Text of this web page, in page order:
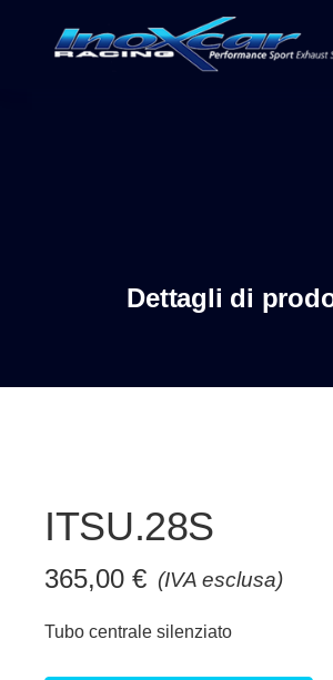
Dettagli di
ITSU.28S
(IVA esclusa)
365,00 €
Tubo centrale silenziato